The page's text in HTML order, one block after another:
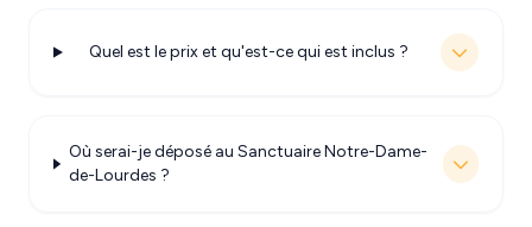
Quel est le prix et qu'est-ce qui est inclus ?
Où serai-je déposé au Sanctuaire Notre-Dame-
de-Lourdes ?